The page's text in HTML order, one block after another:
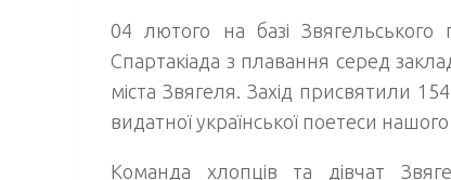
04 лютого на базі Звягельського
Спартакіада з плавання серед
міста Звягеля. Захід присвятили
видатної української поетеси нашого
Команда хлопців та дівчат